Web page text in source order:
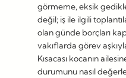
görmeme, eksik
değil; iş ile ilgili
olan günde borçları
vakıflarda görev
Kısacası kocanın
durumunu nasıl